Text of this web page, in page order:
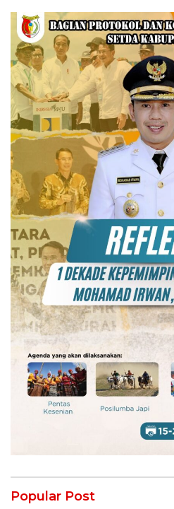
Popular Post